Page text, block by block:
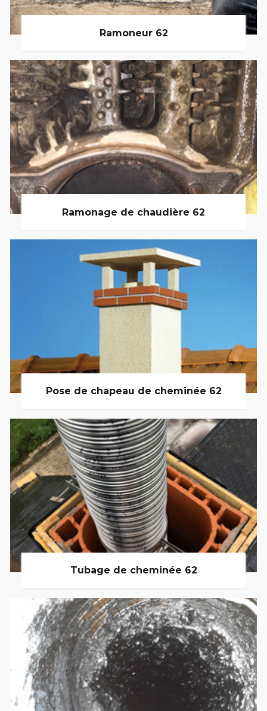
Ramoneur 62
Ramonage de chaudière 62
Pose de chapeau de cheminée 62
Tubage de cheminée 62